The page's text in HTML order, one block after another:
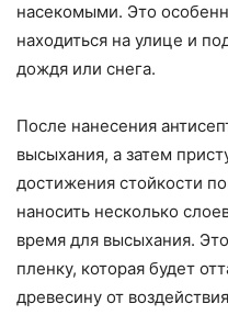
насекомыми. Это
находиться на улице и
дождя или снега.
После нанесения
высыхания, а затем
достижения стойкости
наносить несколько
время для высыхания.
пленку, которая будет
древесину от